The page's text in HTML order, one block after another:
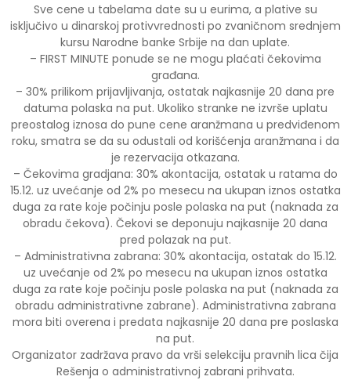
Sve cene u tabelama date su u eurima, a plative su
isključivo u dinarskoj protivvrednosti po zvaničnom srednjem
kursu Narodne banke Srbije na dan uplate.
– FIRST MINUTE ponude se ne mogu plaćati čekovima
građana.
– 30% prilikom prijavljivanja, ostatak najkasnije 20 dana pre
datuma polaska na put. Ukoliko stranke ne izvrše uplatu
preostalog iznosa do pune cene aranžmana u predviđenom
roku, smatra se da su odustali od korišćenja aranžmana i da
je rezervacija otkazana.
– Čekovima gradjana: 30% akontacija, ostatak u ratama do
15.12. uz uvećanje od 2% po mesecu na ukupan iznos ostatka
duga za rate koje počinju posle polaska na put (naknada za
obradu čekova). Čekovi se deponuju najkasnije 20 dana
pred polazak na put.
– Administrativna zabrana: 30% akontacija, ostatak do 15.12.
uz uvećanje od 2% po mesecu na ukupan iznos ostatka
duga za rate koje počinju posle polaska na put (naknada za
obradu administrativne zabrane). Administrativna zabrana
mora biti overena i predata najkasnije 20 dana pre poslaska
na put.
Organizator zadržava pravo da vrši selekciju pravnih lica čija
Rešenja o administrativnoj zabrani prihvata.